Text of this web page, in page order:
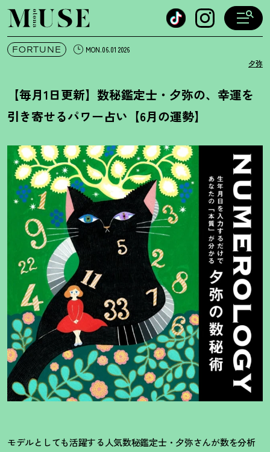
オトナミューズ ウェブ
FORTUNE MON.06.01 2026
夕弥
【毎月1日更新】数秘鑑定士・夕弥の、幸運を
引き寄せるパワー占い【6月の運勢】
モデルとしても活躍する人気数秘鑑定士・夕弥さんが数を分析